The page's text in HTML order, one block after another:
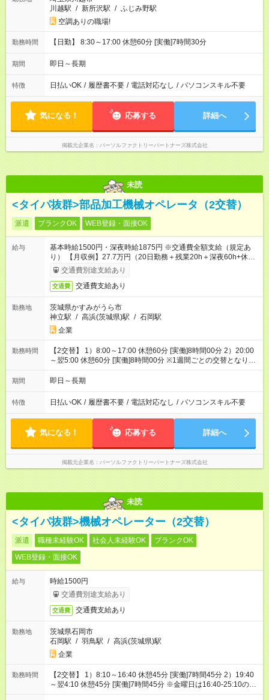
川越駅 / 新所沢駅 / ふじみ野駅
空調ありの職場!
勤務時間 【日勤】 8:30～17:00 休憩60分 [実働]7時間30分
期間 即日～長期
特徴 日払いOK / 履歴書不要 / 電話対応なし / パソコンスキル不要
気になる！ 応募する 詳細へ
掲載元企業名 パーソルファクトリーパートナーズ株式会社
未読
<タイパ抜群>部品加工機械オペレータ（2交替）
派遣 ブランクOK WEB登録・面接OK
給与
基本時給1500円・深夜時給1875円 ※交通費全額支給（規定あ
り） 【月収例】27.7万円（20日勤務＋残業20h＋深夜60h+休出
1日）交通費別途支給あり
交通費 交通費支給あり
勤務地
茨城県かすみがうら市
神立駅 / 高浜(茨城県)駅 / 石岡駅
企業
勤務時間
【2交替】 1）8:00～17:00 休憩60分 [実働]8時間00分 2）20:00
～翌5:00 休憩60分 [実働]8時間00分 ※1週間ごとの交替となりま
す
期間 即日～長期
特徴 日払いOK / 履歴書不要 / 電話対応なし / パソコンスキル不要
気になる！ 応募する 詳細へ
掲載元企業名 パーソルファクトリーパートナーズ株式会社
未読
<タイパ抜群>機械オペレーター（2交替）
派遣 職種未経験OK 社会人未経験OK
ブランクOK
WEB登録・面接OK
給与
時給1500円
交通費別途支給あり
交通費 交通費支給あり
勤務地
茨城県石岡市
石岡駅 / 羽鳥駅 / 高浜(茨城県)駅
企業
勤務時間
【2交替】 1）8:10～16:40 休憩45分 [実働]7時間45分 2）19:40
～翌4:10 休憩45分 [実働]7時間45分 ※金曜日は16:40-25:10の勤
務になる事もあります。